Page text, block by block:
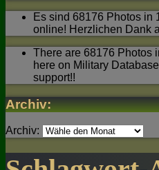
Es sind 68176 Photos in
online! Herzlichen Dank
There are 68176 Photos
here on Military
support!!
Archiv:
Archiv: